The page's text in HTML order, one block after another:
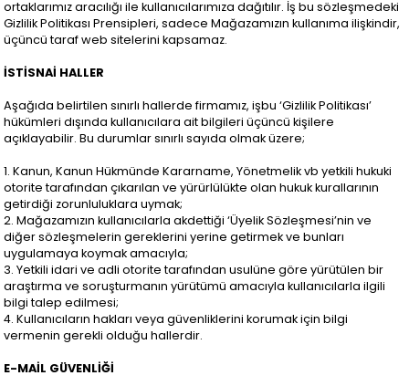
ortaklarımız aracılığı ile kullanıcılarımıza dağıtılır. İş bu sözleşmedeki
Gizlilik Politikası Prensipleri, sadece Mağazamızın kullanıma ilişkindir,
üçüncü taraf web sitelerini kapsamaz.
İSTİSNAİ HALLER
Aşağıda belirtilen sınırlı hallerde firmamız, işbu ‘Gizlilik Politikası’
hükümleri dışında kullanıcılara ait bilgileri üçüncü kişilere
açıklayabilir. Bu durumlar sınırlı sayıda olmak üzere;
1. Kanun, Kanun Hükmünde Kararname, Yönetmelik vb yetkili hukuki
otorite tarafından çıkarılan ve yürürlülükte olan hukuk kurallarının
getirdiği zorunluluklara uymak;
2. Mağazamızın kullanıcılarla akdettiği ‘Üyelik Sözleşmesi’nin ve
diğer sözleşmelerin gereklerini yerine getirmek ve bunları
uygulamaya koymak amacıyla;
3. Yetkili idari ve adli otorite tarafından usulüne göre yürütülen bir
araştırma ve soruşturmanın yürütümü amacıyla kullanıcılarla ilgili
bilgi talep edilmesi;
4. Kullanıcıların hakları veya güvenliklerini korumak için bilgi
vermenin gerekli olduğu hallerdir.
E-MAİL GÜVENLİĞİ